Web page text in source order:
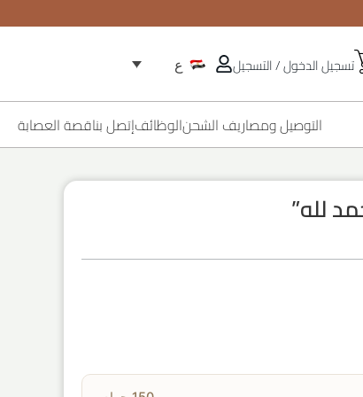
تسجيل الدخول / التسجيل ع
التوصيل ومصاريف الشحنالوظائفإتصل بناقصة العصابة
لله”